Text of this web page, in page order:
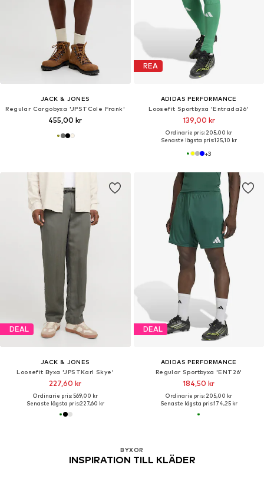
JACK & JONES
Regular Cargobyxa 'JPSTCole Frank'
455,00 kr
REA
ADIDAS PERFORMANCE
Loosefit Sportbyxa 'Entrada26'
139,00 kr
Ordinarie pris: 205,00 kr
Senaste lägsta pris:125,10 kr
+3
DEAL
JACK & JONES
Loosefit Byxa 'JPSTKarl Skye'
227,60 kr
Ordinarie pris: 569,00 kr
Senaste lägsta pris:227,60 kr
DEAL
ADIDAS PERFORMANCE
Regular Sportbyxa 'ENT26'
184,50 kr
Ordinarie pris: 205,00 kr
Senaste lägsta pris:174,25 kr
BYXOR
INSPIRATION TILL KLÄDER